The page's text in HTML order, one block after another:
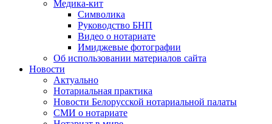
Медика-кит
Символика
Руководство БНП
Видео о нотариате
Имиджевые фотографии
Об использовании материалов сайта
Новости
Актуально
Нотариальная практика
Новости Белорусской нотариальной палаты
СМИ о нотариате